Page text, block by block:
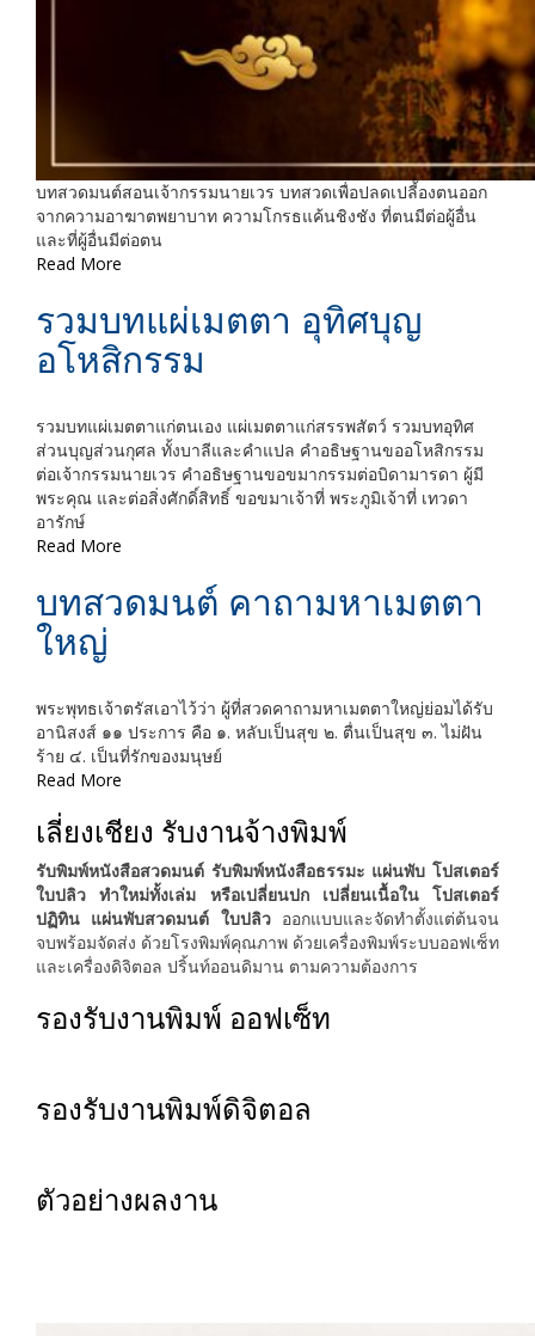
บทสวดมนต์สอนเจ้ากรรมนายเวร บทสวดเพื่อปลดเปลี้องตนออก
จากความอาฆาตพยาบาท ความโกรธแค้นชิงชัง ที่ตนมีต่อผู้อื่น
และที่ผู้อื่นมีต่อตน
Read More
รวมบทแผ่เมตตา อุทิศบุญ
อโหสิกรรม
รวมบทแผ่เมตตาแก่ตนเอง แผ่เมตตาแก่สรรพสัตว์ รวมบทอุทิศ
ส่วนบุญส่วนกุศล ทั้งบาลีและคำแปล คำอธิษฐานขออโหสิกรรม
ต่อเจ้ากรรมนายเวร คำอธิษฐานขอขมากรรมต่อบิดามารดา ผู้มี
พระคุณ และต่อสิ่งศักดิ์สิทธิ์ ขอขมาเจ้าที่ พระภูมิเจ้าที่ เทวดา
อารักษ์
Read More
บทสวดมนต์ คาถามหาเมตตา
ใหญ่
พระพุทธเจ้าตรัสเอาไว้ว่า ผู้ที่สวดคาถามหาเมตตาใหญ่ย่อมได้รับ
อานิสงส์ ๑๑ ประการ คือ ๑. หลับเป็นสุข ๒. ตื่นเป็นสุข ๓. ไม่ฝัน
ร้าย ๔. เป็นที่รักของมนุษย์
Read More
เลี่ยงเชียง รับงานจ้างพิมพ์
รับพิมพ์หนังสือสวดมนต์ รับพิมพ์หนังสือธรรมะ แผ่นพับ โปสเตอร์
ใบปลิว ทำใหม่ทั้งเล่ม หรือเปลี่ยนปก เปลี่ยนเนื้อใน โปสเตอร์
ปฏิทิน แผ่นพับสวดมนต์ ใบปลิว ออกแบบและจัดทำตั้งแต่ต้นจน
จบพร้อมจัดส่ง ด้วยโรงพิมพ์คุณภาพ ด้วยเครื่องพิมพ์ระบบออฟเซ็ท
และเครื่องดิจิตอล ปริ้นท์ออนดิมาน ตามความต้องการ
รองรับงานพิมพ์ ออฟเซ็ท
รองรับงานพิมพ์ดิจิตอล
ตัวอย่างผลงาน